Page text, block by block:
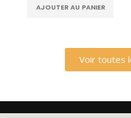
AJOUTER AU PANIER
Voir toutes